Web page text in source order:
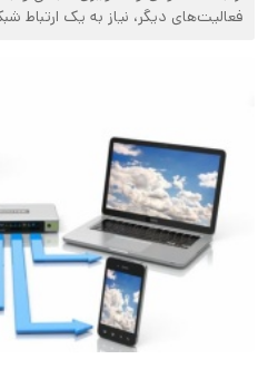
فعالیت‌های دیگر، نیاز به یک ارتباط